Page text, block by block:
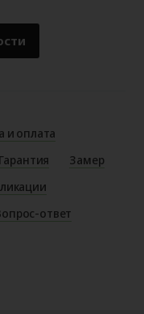
и оплата
Гарантия
Замер
ответ